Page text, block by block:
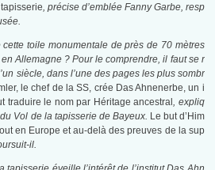
, précise d’emblée Fanny Garbe, resp
toile monumentale de près de 70 mètres
Allemagne ? Pour le comprendre, il faut se r
siècle, dans l’une des pages les plus sombr
le chef de la SS, crée Das Ahnenerbe, un i
traduire le nom par Héritage ancestral, expliq
Vol de la tapisserie de Bayeux. Le but d’Him
en Europe et au-delà des preuves de la sup
il.